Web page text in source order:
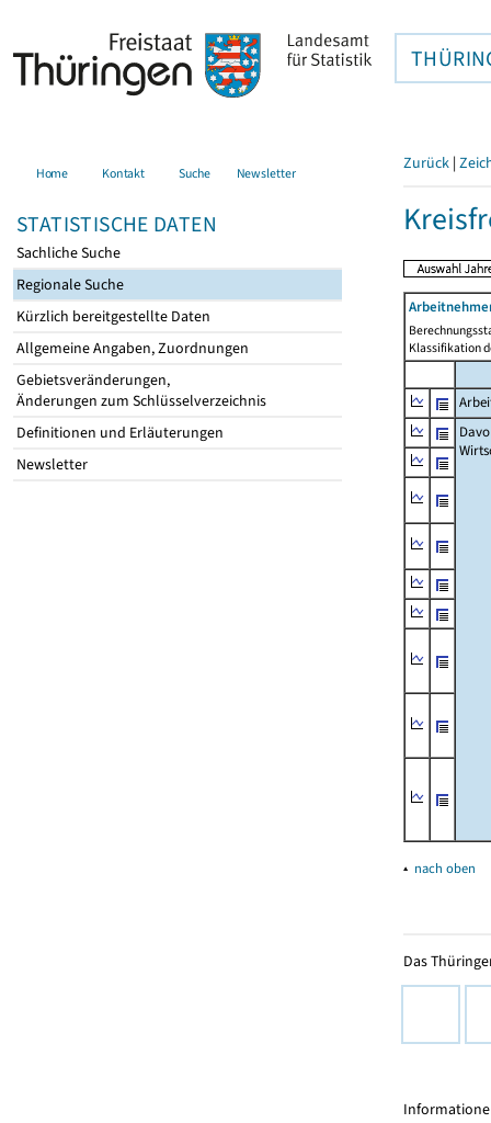
Home Kontakt Suche Newsletter
STATISTISCHE DATEN
Sachliche Suche
Regionale Suche
Kürzlich bereitgestellte Daten
Allgemeine Angaben, Zuordnungen
Gebietsveränderungen,
Änderungen zum Schlüsselverzeichnis
Definitionen und Erläuterungen
Newsletter
Zurück |
Klassifikation
▴ nach oben
Das